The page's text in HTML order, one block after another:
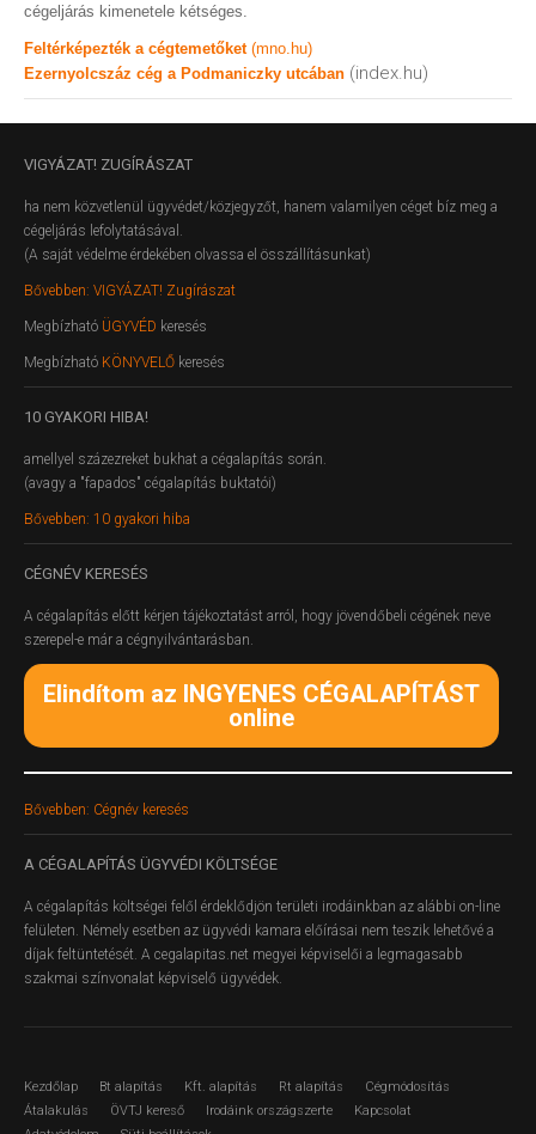
cégeljárás kimenetele kétséges.
Feltérképezték a cégtemetőket (mno.hu)
Ezernyolcszáz cég a Podmaniczky utcában (index.hu)
VIGYÁZAT! ZUGÍRÁSZAT
ha nem közvetlenül ügyvédet/közjegyzőt, hanem valamilyen céget bíz meg a
cégeljárás lefolytatásával.
(A saját védelme érdekében olvassa el összállításunkat)
Bővebben: VIGYÁZAT! Zugírászat
Megbízható ÜGYVÉD keresés
Megbízható KÖNYVELŐ keresés
10 GYAKORI HIBA!
amellyel százezreket bukhat a cégalapítás során.
(avagy a "fapados" cégalapítás buktatói)
Bővebben: 10 gyakori hiba
CÉGNÉV KERESÉS
A cégalapítás előtt kérjen tájékoztatást arról, hogy jövendőbeli cégének neve
szerepel-e már a cégnyilvántarásban.
Elindítom az INGYENES CÉGALAPÍTÁST
online
Bővebben: Cégnév keresés
A CÉGALAPÍTÁS ÜGYVÉDI KÖLTSÉGE
A cégalapítás költségei felől érdeklődjön területi irodáinkban az alábbi on-line
felületen. Némely esetben az ügyvédi kamara előírásai nem teszik lehetővé a
díjak feltüntetését. A cegalapitas.net megyei képviselői a legmagasabb
szakmai színvonalat képviselő ügyvédek.
Kezdőlap Bt alapítás Kft. alapítás Rt alapítás
Cégmódosítás
Átalakulás
ÖVTJ kereső Irodáink országszerte
Kapcsolat